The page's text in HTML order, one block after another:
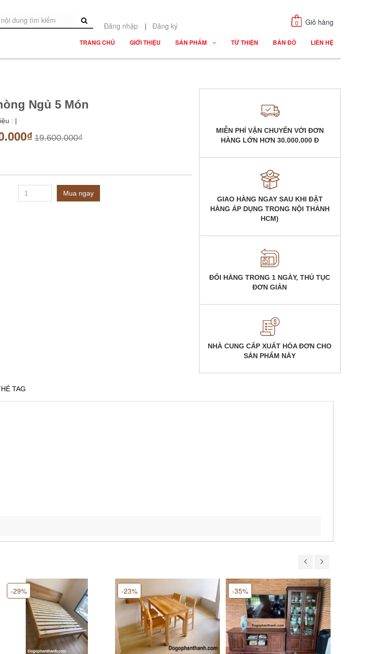
Đăng nhập | Đăng ký Giỏ hàng
0
TRANG CHỦ GIỚI THIỆU SẢN PHẨM TỪ THIỆN BẢN ĐỒ LIÊN HỆ
Ngủ 5 Món
: |
19.600.000₫
Mua ngay
MIỄN PHÍ VẬN CHUYỂN VỚI ĐƠN
HÀNG LỚN HƠN 30.000.000 Đ
GIAO HÀNG NGAY SAU KHI ĐẶT
HÀNG ÁP DỤNG TRONG NỘI THÀNH
HCM)
ĐỔI HÀNG TRONG 1 NGÀY, THỦ TỤC
ĐƠN GIẢN
NHÀ CUNG CẤP XUẤT HÓA ĐƠN CHO
SẢN PHẨM NÀY
TAG
-29% -23% -35%